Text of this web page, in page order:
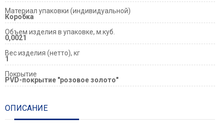
Материал упаковки (индивидуальной)
Коробка
Объем изделия в упаковке, м.куб.
0,0021
Вес изделия (нетто), кг
1
Покрытие
PVD-покрытие "розовое золото"
ОПИСАНИЕ